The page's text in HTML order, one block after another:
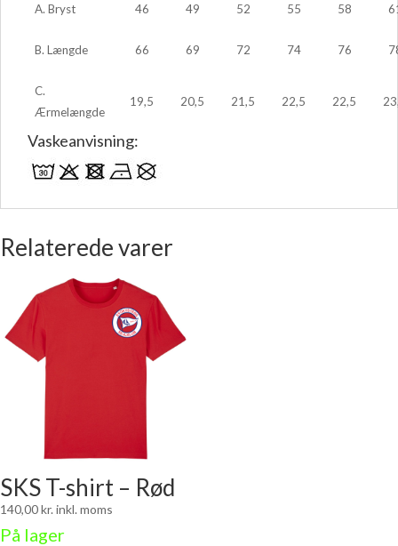
A. Bryst 46 49 52 55 58
B. Længde 66 69 72 74 76
C.
Ærmelængde
19,5 20,5 21,5 22,5 22,5
Vaskeanvisning:
Relaterede varer
SKS T-shirt – Rød
140,00kr. inkl. moms
På lager